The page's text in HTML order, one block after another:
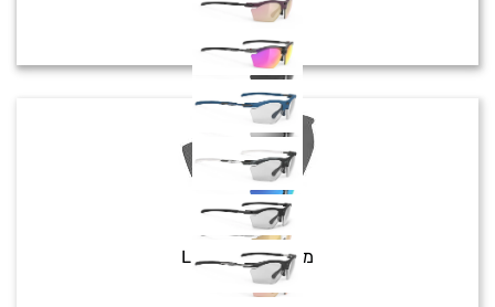
Rydon Slim
מק"ט:LE541003
צבע:
₪240